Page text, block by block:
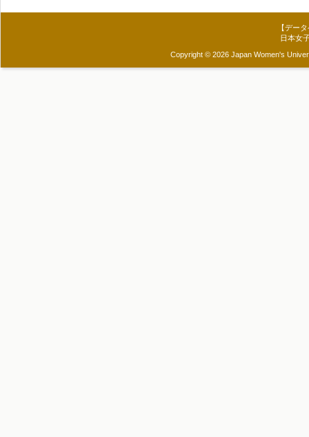
【デー
日本女
Copyright © 2026 Japan Women's